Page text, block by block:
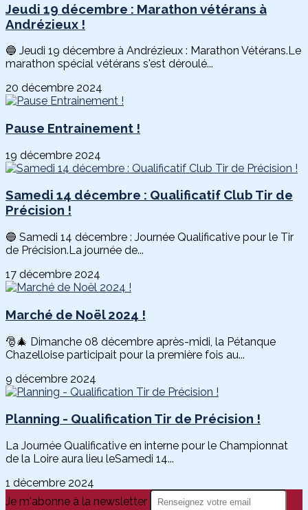
Jeudi 19 décembre : Marathon vétérans à
Andrézieux !
🔵 Jeudi 19 décembre à Andrézieux : Marathon Vétérans.Le
marathon spécial vétérans s'est déroulé...
20 décembre 2024
Pause Entrainement !
19 décembre 2024
Samedi 14 décembre : Qualificatif Club Tir de
Précision !
🔵 Samedi 14 décembre : Journée Qualificative pour le Tir
de Précision.La journée de...
17 décembre 2024
Marché de Noël 2024 !
🎅🎄 Dimanche 08 décembre après-midi, la Pétanque
Chazelloise participait pour la première fois au...
9 décembre 2024
Planning - Qualification Tir de Précision !
La Journée Qualificative en interne pour le Championnat
de la Loire aura lieu leSamedi 14...
1 décembre 2024
Je m'abonne à la newsletter